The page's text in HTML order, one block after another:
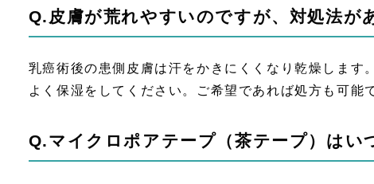
Q.皮膚が荒れやすいのですが、対処法が
乳癌術後の患側皮膚は汗をかきにくくなり乾燥します
よく保湿をしてください。ご希望であれば処方も可能
Q.マイクロポアテープ（茶テープ）はい